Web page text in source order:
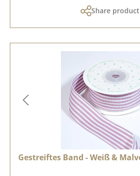
Share product
Gestreiftes Band - Weiß &